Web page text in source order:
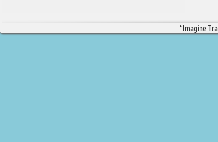
“Imagine